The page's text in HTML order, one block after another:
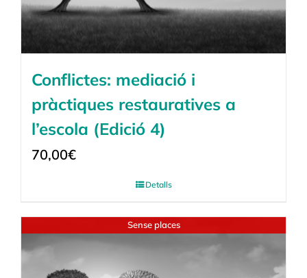
Conflictes: mediació i
pràctiques restauratives a
l’escola (Edició 4)
70,00€
Detalls
Sense places